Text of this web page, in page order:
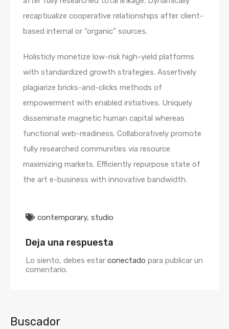
recaptiualize cooperative relationships after client-
based internal or “organic” sources.
Holisticly monetize low-risk high-yield platforms
with standardized growth strategies. Assertively
plagiarize bricks-and-clicks methods of
empowerment with enabled initiatives. Uniquely
disseminate magnetic human capital whereas
functional web-readiness. Collaboratively promote
fully researched communities via resource
maximizing markets. Efficiently repurpose state of
the art e-business with innovative bandwidth.
contemporary, studio
Deja una respuesta
Lo siento, debes estar conectado para publicar un
comentario.
Buscador